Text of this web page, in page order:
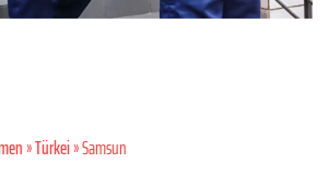
»Türkei» Samsun